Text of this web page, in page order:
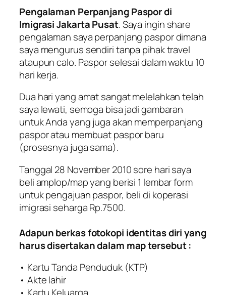
Pengalaman Perpanjang Paspor di
Imigrasi Jakarta Pusat. Saya ingin share
pengalaman saya perpanjang paspor dimana
saya mengurus sendiri tanpa pihak travel
ataupun calo. Paspor selesai dalam waktu 10
hari kerja.
Dua hari yang amat sangat melelahkan telah
saya lewati, semoga bisa jadi gambaran
untuk Anda yang juga akan memperpanjang
paspor atau membuat paspor baru
(prosesnya juga sama).
Tanggal 28 November 2010 sore hari saya
beli amplop/map yang berisi 1 lembar form
untuk pengajuan paspor, beli di koperasi
imigrasi seharga Rp.7500.
Adapun berkas fotokopi identitas diri yang
harus disertakan dalam map tersebut :
• Kartu Tanda Penduduk (KTP)
• Akte lahir